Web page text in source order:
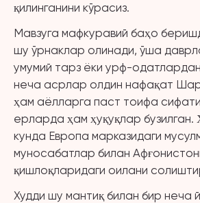
қилинганини кўрасиз.
Мавзуга мафкуравий баҳо
шу ўрнаклар олинади, ўша
умумий тарз ёки урф-
неча асрлар олдин нафақат
ҳам аёлларга паст тоифа
ерларда ҳам ҳуқуқлар бузилган.
кунда Европа марказидаги
муносабатлар билан
қишлоқларидаги оилани
Худди шу мантиқ билан бир неча